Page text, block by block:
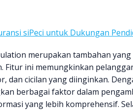
siPeci untuk Dukungan
merupakan tambahan
Fitur ini memungkinkan
dan cicilan yang diinginkan.
berbagai faktor dalam
yang lebih komprehensif.